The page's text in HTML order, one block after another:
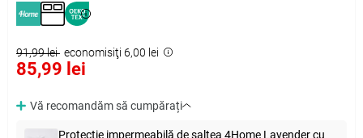
91,99 lei economisiţi 6,00 lei
85,99 lei
Vă recomandăm să cumpărați
Protecție impermeabilă de saltea 4Home Lavender cu